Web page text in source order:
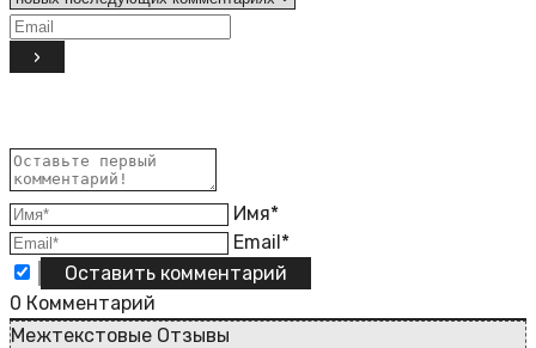
Имя*
Email*
0 Комментарий
Межтекстовые Отзывы